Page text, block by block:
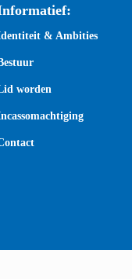
& Ambities
worden